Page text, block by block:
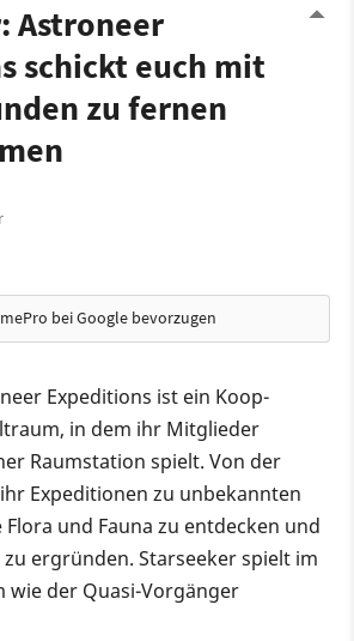
Astroneer
schickt euch mit
zu fernen
bei Google bevorzugen
Expeditions ist ein Koop-
in dem ihr Mitglieder
Raumstation spielt. Von der
Expeditionen zu unbekannten
und Fauna zu entdecken und
ergründen. Starseeker spielt im
wie der Quasi-Vorgänger